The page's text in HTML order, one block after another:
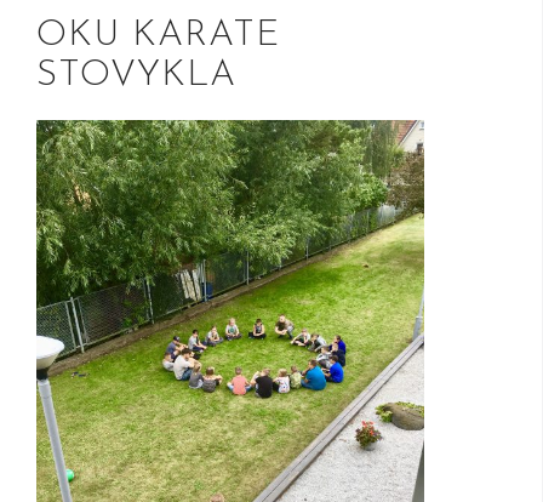
OKU KARATE
STOVYKLA